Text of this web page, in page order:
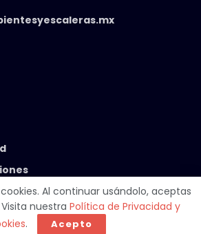
y Escaleras. Powered by
Al continuar usándolo, aceptas
nuestra Política de Privacidad y
. Acepto